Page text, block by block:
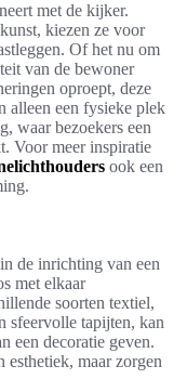
met de kijker.
kiezen ze voor
Of het nu om
van de bewoner
oproept, deze
alleen een fysieke plek
waar bezoekers een
Voor meer inspiratie
ook een
de inrichting van een
met elkaar
soorten textiel,
sfeervolle tapijten, kan
een decoratie geven.
esthetiek, maar zorgen